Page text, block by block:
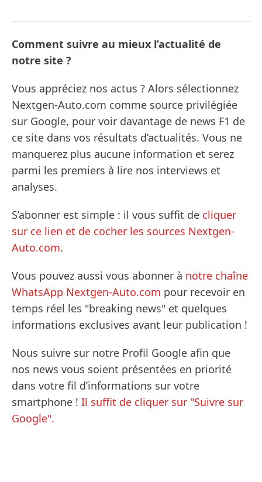
Comment suivre au mieux l’actualité de
notre site ?
Vous appréciez nos actus ? Alors sélectionnez
Nextgen-Auto.com comme source privilégiée
sur Google, pour voir davantage de news F1 de
ce site dans vos résultats d’actualités. Vous ne
manquerez plus aucune information et serez
parmi les premiers à lire nos interviews et
analyses.
S’abonner est simple : il vous suffit de cliquer
sur ce lien et de cocher les sources Nextgen-
Auto.com.
Vous pouvez aussi vous abonner à notre chaîne
WhatsApp Nextgen-Auto.com pour recevoir en
temps réel les "breaking news" et quelques
informations exclusives avant leur publication !
Nous suivre sur notre Profil Google afin que
nos news vous soient présentées en priorité
dans votre fil d’informations sur votre
smartphone ! Il suffit de cliquer sur "Suivre sur
Google".